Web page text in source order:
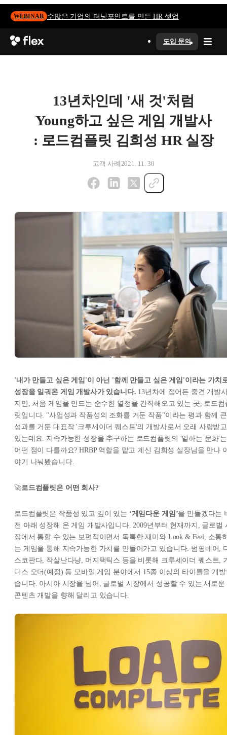
WEBINAR 수많은 기업의 터닝포인트를 만든 HR 셋업
도입 문의
13년차인데 '새 것'처럼
Young하고 싶은 게임 개발사
: 로드컴플릿 김희성 HR 실장
고객 사례 2021. 11. 30
'내가 만들고 싶은 게임'이 아닌 '함께 만들고 싶은 게임'이라는 가치
성장을 일궈온 게임 개발사가 있습니다. 13년차에 접어든 중견 개발
지만, 처음 게임을 만드는 순수한 열정을 간직해오고 있는 곳, 로드컴
릿입니다. "사업성과 작품성의 조화를 거둔 작품"이라는 평과 함께 큰
성과를 거둔 대표작 '크루세이더 퀘스트'의 개발사로서 오래 사랑받고
있는데요. 지속가능한 성장을 추구하는 로드컴플릿의 '일하는 문화'는
어떤 점이 다를까요? HRBP 역할을 맡고 계신 김희성 실장님을 만나
야기 나눠봤습니다.
🚀로드컴플릿은 어떤 회사?
로드컴플릿은 작품성 있고 깊이 있는 ‘게임다운 게임’을 만들겠다는
전 아래 성장해 온 게임 개발사입니다. 2009년부터 현재까지, 글로벌
장에서 통할 수 있는 보편적이면서 독특한 재미와 Look & Feel, 소통
는 게임을 통해 지속가능한 가치를 만들어가고 있습니다. 범핑베어,
스코판다, 작살난다냥, 머지택틱스 등을 비롯해 크루세이더 퀘스트,
디스 오더(예정) 등 모바일 게임 분야에서 15종 이상의 타이틀을 개
습니다. 아시아 시장을 넘어, 글로벌 시장에서 성공할 수 있는 새로운
콘텐츠 개발을 향해 달리고 있습니다.